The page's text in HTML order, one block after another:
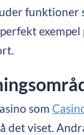
som
det viset.